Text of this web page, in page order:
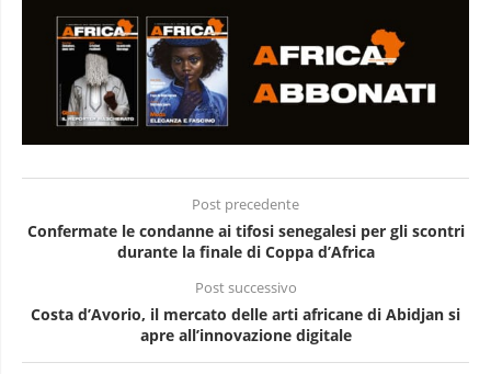
Post precedente
Confermate le condanne ai tifosi senegalesi per gli scontri
durante la finale di Coppa d’Africa
Post successivo
Costa d’Avorio, il mercato delle arti africane di Abidjan si
apre all’innovazione digitale